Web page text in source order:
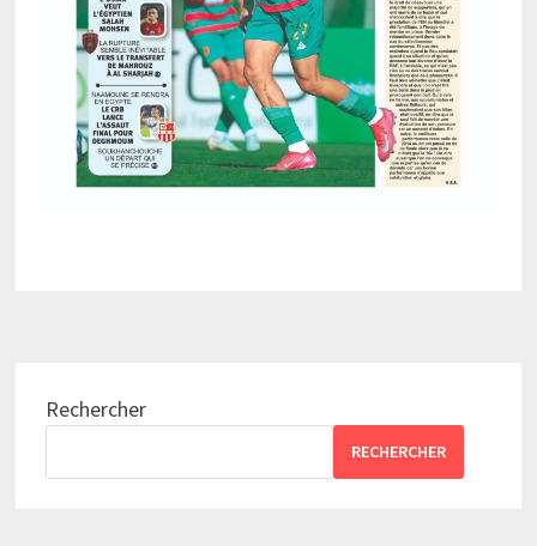
Rechercher
RECHERCHER